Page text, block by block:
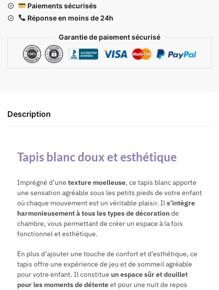
Paiements sécurisés
Réponse en moins de 24h
Garantie de paiement sécurisé
Description
Tapis blanc doux et esthétique
Imprégné d’une texture moelleuse, ce tapis blanc apporte
une sensation agréable sous les petits pieds de votre enfant
où chaque mouvement est un véritable plaisir. Ils’intègre
harmonieusement à tous les types de décorationde
chambre, vous permettant de créer un espace à la fois
fonctionnel et esthétique.
En plus d’ajouter une touche de confort et d’esthétique, ce
tapis offre une expérience de jeu et de sommeil agréable
pour votre enfant. Il constitue un espace sûr et douillet
pour les moments de détenteet pour une nuit de repos